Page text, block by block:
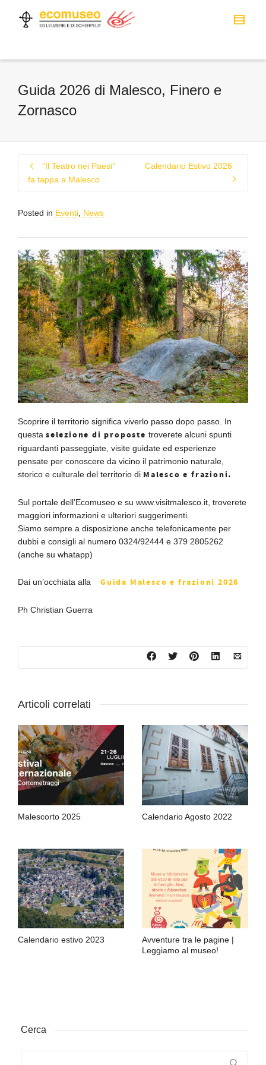
Guida 2026 di Malesco, Finero e
Zornasco
“Il Teatro nei Paesi”
fa tappa a Malesco
Calendario Estivo 2026
Posted in Eventi News
Scoprire il territorio significa viverlo passo dopo passo. In
questa selezione di proposte troverete alcuni spunti
riguardanti passeggiate, visite guidate ed esperienze
pensate per conoscere da vicino il patrimonio naturale,
storico e culturale del territorio di Malesco e frazioni.
Sul portale dell’Ecomuseo e su www.visitmalesco.it, troverete
maggiori informazioni e ulteriori suggerimenti.
Siamo sempre a disposizione anche telefonicamente per
dubbi e consigli al numero 0324/92444 e 379 2805262
(anche su whatapp)
Dai un’occhiata alla Guida Malesco e frazioni 2026
Ph Christian Guerra
Articoli correlati
Malescorto 2025 Calendario Agosto 2022
Calendario estivo 2023
Avventure tra le pagine |
Leggiamo al museo!
Cerca